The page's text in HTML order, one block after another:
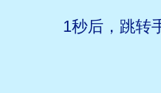
1秒后，跳转